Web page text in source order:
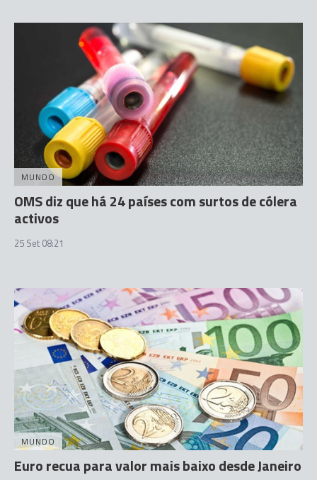
MUNDO
OMS diz que há 24 países com surtos de cólera
activos
25 Set 08:21
MUNDO
Euro recua para valor mais baixo desde Janeiro